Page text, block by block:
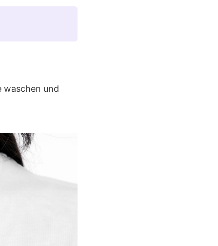
waschen und